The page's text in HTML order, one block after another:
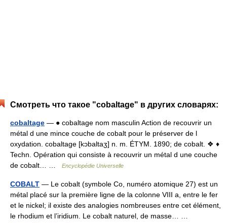
Смотреть что такое "cobaltage" в других словарях:
cobaltage — ● cobaltage nom masculin Action de recouvrir un
métal d une mince couche de cobalt pour le préserver de l
oxydation. cobaltage [kɔbaltaʒ] n. m. ÉTYM. 1890; de cobalt. ❖ ♦
Techn. Opération qui consiste à recouvrir un métal d une couche
de cobalt… …
Encyclopédie Universelle
COBALT — Le cobalt (symbole Co, numéro atomique 27) est un
métal placé sur la première ligne de la colonne VIII a, entre le fer
et le nickel; il existe des analogies nombreuses entre cet élément,
le rhodium et l’iridium. Le cobalt naturel, de masse… …